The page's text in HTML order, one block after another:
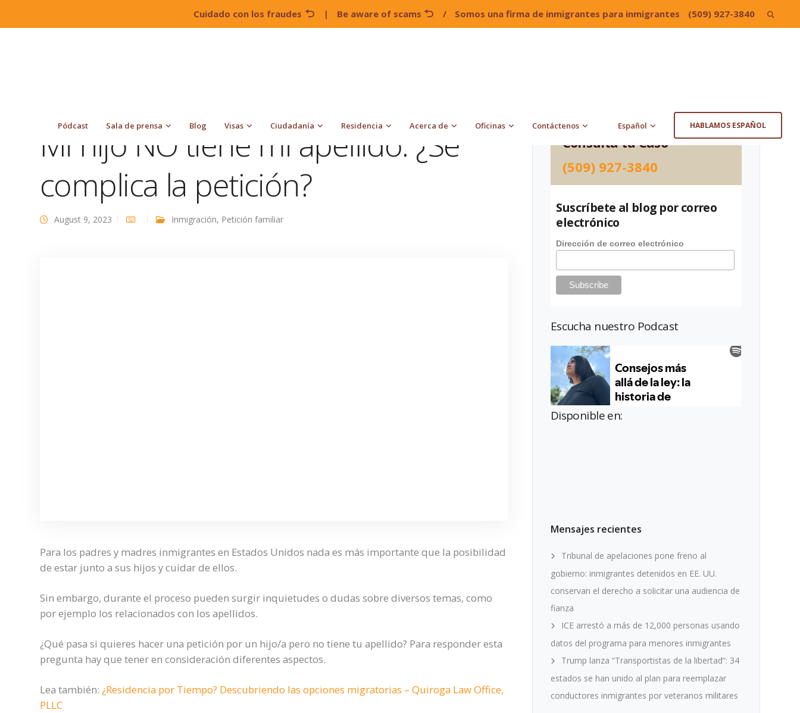
Cuidado con los fraudes | Be aware of scams / Somos una firma de inmigrantes para inmigrantes (509) 927-3840 Search
Pódcast Sala de prensa Blog Visas Ciudadanía Residencia Acerca de Oficinas Contáctenos Español HABLAMOS ESPAÑOL
Mi hijo NO tiene mi apellido. ¿Se
complica la petición?
August 9, 2023 Inmigración, Petición familiar
Para los padres y madres inmigrantes en Estados Unidos nada es más importante que la posibilidad
de estar junto a sus hijos y cuidar de ellos.
Sin embargo, durante el proceso pueden surgir inquietudes o dudas sobre diversos temas, como
por ejemplo los relacionados con los apellidos.
¿Qué pasa si quieres hacer una petición por un hijo/a pero no tiene tu apellido? Para responder esta
pregunta hay que tener en consideración diferentes aspectos.
Lea también: ¿Residencia por Tiempo? Descubriendo las opciones migratorias – Quiroga Law Office,
PLLC
Consulta tu Caso
(509) 927-3840
Suscríbete al blog por correo
electrónico
Dirección de correo electrónico
Escucha nuestro Podcast
Disponible en:
Mensajes recientes
Tribunal de apelaciones pone freno al
gobierno: inmigrantes detenidos en EE. UU.
conservan el derecho a solicitar una audiencia de
fianza
ICE arrestó a más de 12,000 personas usando
datos del programa para menores inmigrantes
Trump lanza “Transportistas de la libertad”: 34
estados se han unido al plan para reemplazar
conductores inmigrantes por veteranos militares